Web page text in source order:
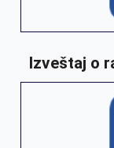
Izveštaj o